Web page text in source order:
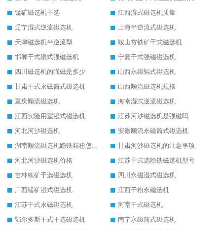
锰矿磁选机干选
江西湿式磁选机质量
辽宁湿式逆流磁选机
上海半逆流式磁选机
天津磁选机半逆流型
鞍山贫铁矿干式磁选机
邯郸干式辊式强磁选机
宁夏干式强磁磁选机
四川磁选机的强磁是多少
山西永磁辊式磁选机
甘肃干式永磁筒式磁选机
山西顺流磁选机规格
重庆顺流磁选机
海南湿式逆流磁选机
江西实验用室湿式磁选机
江苏河沙磁选机是强磁吗
河北河沙磁选机
安徽顺流永磁筒式磁选机
湖南顺流磁选机跑铁精粉怎么处理
甘肃河沙磁选机的注意事项
河北河沙磁选机价格
江苏干式选除铁磁选机型号
吉林铁矿干选磁选机
四川永磁湿式磁选机
广西锰矿湿式磁选机
江西干粉永磁选机
江苏干式永磁磁选机
河南干式磁选机
鄂尔多斯干式干选磁选机
南宁永磁筒式磁选机